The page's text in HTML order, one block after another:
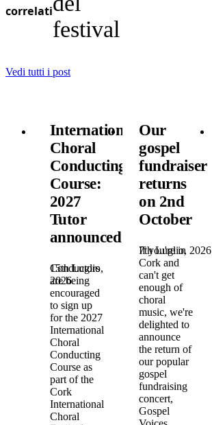
correlati
festival
Vedi tutti i post
International
Choral
Conducting
Course:
2027
Tutor
announced!
15th Luglio,
2026
Conductors
are being
encouraged
to sign up
for the 2027
International
Choral
Conducting
Course as
part of the
Cork
International
Choral
Our
gospel
fundraiser
returns
on 2nd
October
7th Luglio, 2026
If you're in
Cork and
can't get
enough of
choral
music, we're
delighted to
announce
the return of
our popular
gospel
fundraising
concert,
Gospel